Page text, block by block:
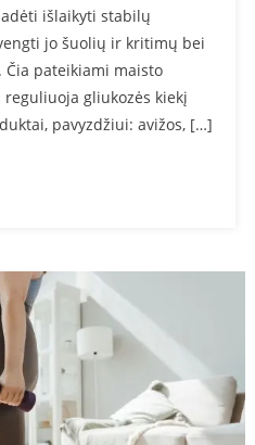
išlaikyti stabilų
jo šuolių ir kritimų bei
Čia pateikiami maisto
gliukozės kiekį
pavyzdžiui: avižos, […]